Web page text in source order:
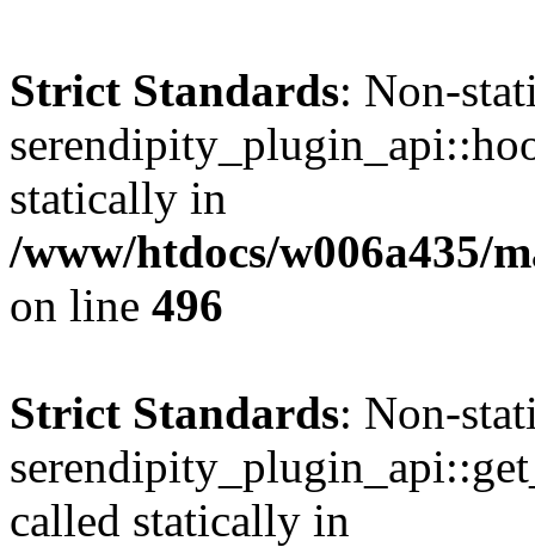
Strict Standards: Non-
statically in
/www/htdocs/w006a435/
on line 496
Strict Standards: Non-
called statically in